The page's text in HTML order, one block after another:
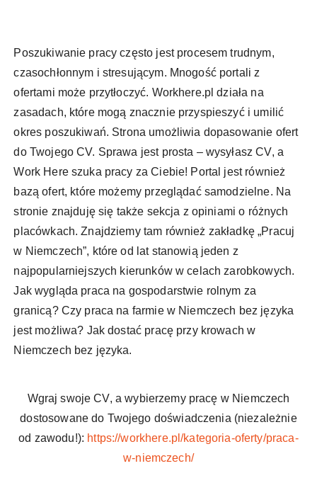
Poszukiwanie pracy często jest procesem trudnym,
czasochłonnym i stresującym. Mnogość portali z
ofertami może przytłoczyć. Workhere.pl działa na
zasadach, które mogą znacznie przyspieszyć i umilić
okres poszukiwań. Strona umożliwia dopasowanie ofert
do Twojego CV. Sprawa jest prosta – wysyłasz CV, a
Work Here szuka pracy za Ciebie! Portal jest również
bazą ofert, które możemy przeglądać samodzielne. Na
stronie znajduję się także sekcja z opiniami o różnych
placówkach. Znajdziemy tam również zakładkę „Pracuj
w Niemczech”, które od lat stanowią jeden z
najpopularniejszych kierunków w celach zarobkowych.
Jak wygląda praca na gospodarstwie rolnym za
granicą? Czy praca na farmie w Niemczech bez języka
jest możliwa? Jak dostać pracę przy krowach w
Niemczech bez języka.
Wgraj swoje CV, a wybierzemy pracę w Niemczech
dostosowane do Twojego doświadczenia (niezależnie
od zawodu!): https://workhere.pl/kategoria-oferty/praca-
w-niemczech/